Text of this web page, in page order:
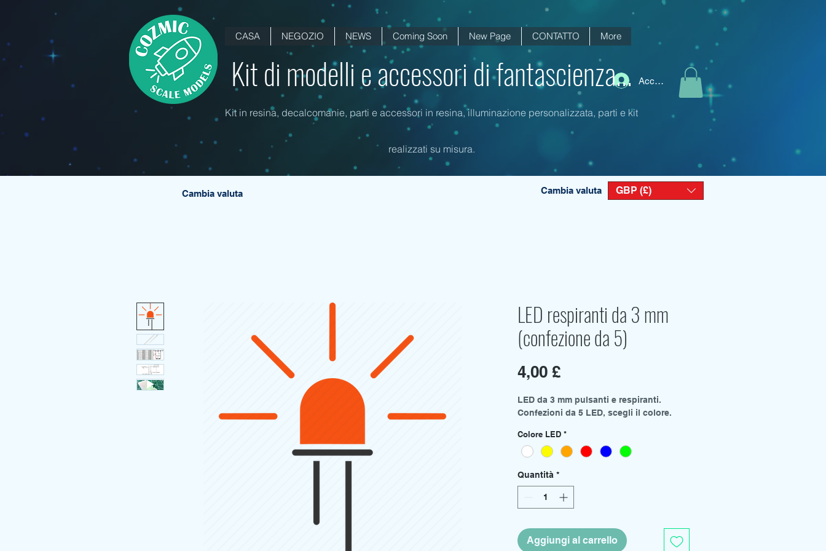
CASA NEGOZIO NEWS Coming Soon New Page CONTATTO More
Accedi
Kit di modelli e accessori di fantascienza...
Kit in resina, decalcomanie, parti e accessori in resina, illuminazione personalizzata, parti e kit
realizzati su misura.
Cambia valuta Cambia valuta GBP (£)
LED respiranti da 3 mm
(confezione da 5)
4,00 £Prezzo
LED da 3 mm pulsanti e respiranti.
Confezioni da 5 LED, scegli il colore.
Colore LED *
Quantità *
Aggiungi al carrello